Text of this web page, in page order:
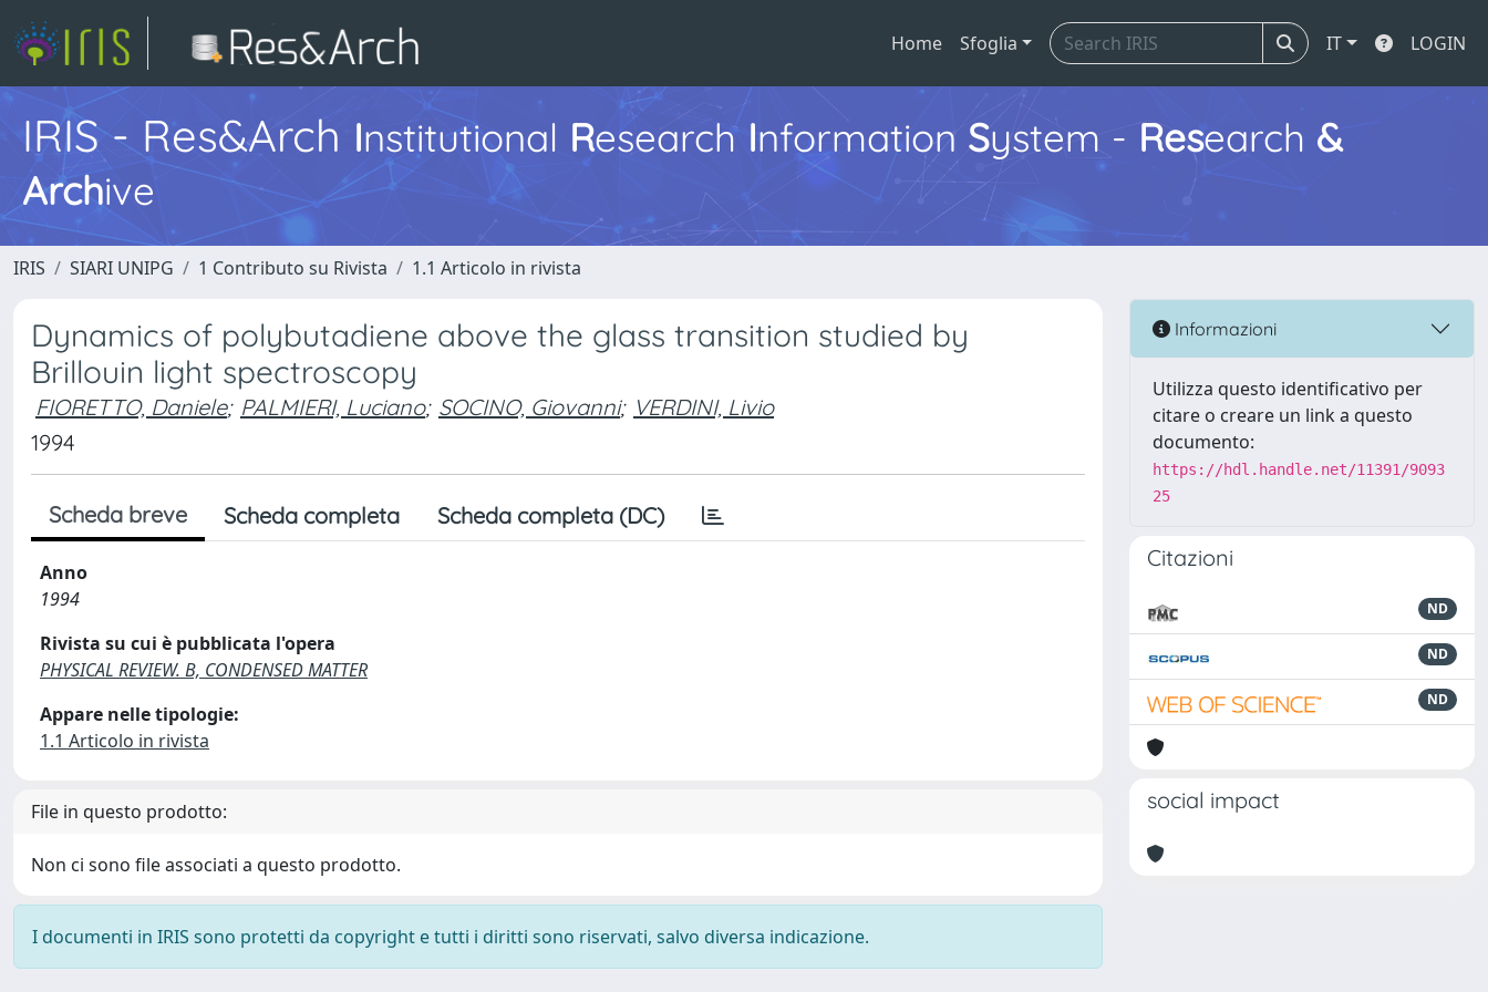
Home Sfoglia IT LOGIN
IRIS - Res&Arch Institutional Research Information System - Research &
Archive
IRIS SIARI UNIPG 1 Contributo su Rivista 1.1 Articolo in rivista
Dynamics of polybutadiene above the glass transition studied by
Brillouin light spectroscopy
FIORETTO, Daniele; PALMIERI, Luciano; SOCINO, Giovanni; VERDINI, Livio
1994
Scheda breve Scheda completa Scheda completa (DC)
Anno
1994
Rivista su cui è pubblicata l'opera
PHYSICAL REVIEW. B, CONDENSED MATTER
Appare nelle tipologie:
1.1 Articolo in rivista
File in questo prodotto:
Non ci sono file associati a questo prodotto.
I documenti in IRIS sono protetti da copyright e tutti i diritti sono riservati, salvo diversa indicazione.
Informazioni
Utilizza questo identificativo per
citare o creare un link a questo
documento:
https://hdl.handle.net/11391/9093
25
Citazioni
ND
ND
ND
social impact